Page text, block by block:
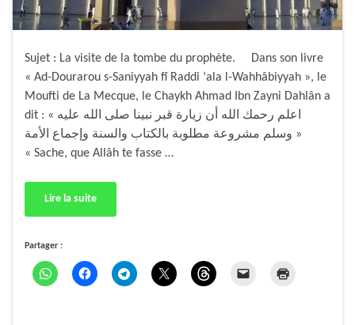
Sujet : La visite de la tombe du prophète. Dans son livre
« Ad-Dourarou s-Saniyyah fî Raddi ‘ala l-Wahhâbiyyah », le
Moufti de La Mecque, le Chaykh Ahmad Ibn Zayni Dahlân a
dit : « اعلم رحمك الله أن زيارة قبر نبينا صلى الله عليه
وسلم مشروعة مطلوبة بالكتاب والسنة وإجماع الأمة »
« Sache, que Allâh te fasse …
Lire la suite
Partager :